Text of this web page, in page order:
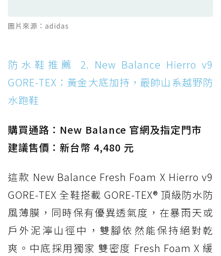
Boot：馬汀首款雨靴登場，經典八孔加上全防
防水鞋推薦 14. SKECHERS BADGER
WATERPROOF：一踩即穿懶人神器！搭載固特
異大底與全防水厚底健走鞋
防水鞋推薦 15. Brooks Cascadia 19 GTX：注
圖片來源：adidas
防水鞋推薦 2. New Balance Hierro v9
GORE-TEX：黃金大底加持，最帥山系越野防
水跑鞋
購買通路：New Balance 官網及指定門市
建議售價：新台幣 4,480 元
這款 New Balance Fresh Foam X Hierro v9
GORE-TEX 全鞋搭載 GORE-TEX® 頂級防水防
風薄膜，同時保有優異透氣度，在暴雨天或
戶外泥濘山徑中，雙腳依然能保持絕對乾
爽。中底採用獨家 雙密度 Fresh Foam X 緩